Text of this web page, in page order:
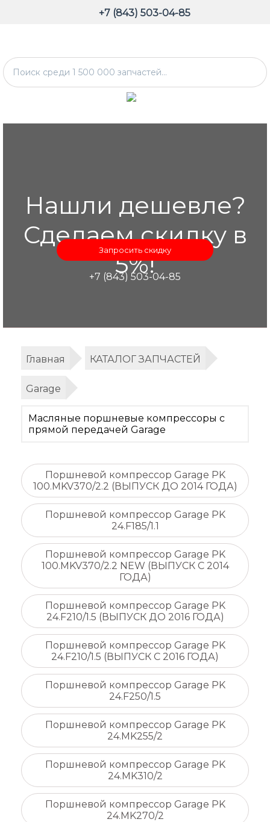
+7 (843) 503-04-85
Нашли дешевле?
Сделаем скидку в
5%!
Запросить скидку
+7 (843) 503-04-85
Главная КАТАЛОГ ЗАПЧАСТЕЙ
Garage
Масляные поршневые компрессоры с
прямой передачей Garage
Поршневой компрессор Garage PK
100.MKV370/2.2 (ВЫПУСК ДО 2014 ГОДА)
Поршневой компрессор Garage PK
24.F185/1.1
Поршневой компрессор Garage PK
100.MKV370/2.2 NEW (ВЫПУСК C 2014
ГОДА)
Поршневой компрессор Garage PK
24.F210/1.5 (ВЫПУСК ДО 2016 ГОДА)
Поршневой компрессор Garage PK
24.F210/1.5 (ВЫПУСК С 2016 ГОДА)
Поршневой компрессор Garage PK
24.F250/1.5
Поршневой компрессор Garage PK
24.MK255/2
Поршневой компрессор Garage PK
24.MK310/2
Поршневой компрессор Garage PK
24.MK270/2